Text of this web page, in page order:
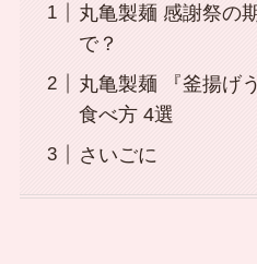
丸亀製麺 感謝祭の
で？
丸亀製麺 『釜揚げ
食べ方 4選
さいごに